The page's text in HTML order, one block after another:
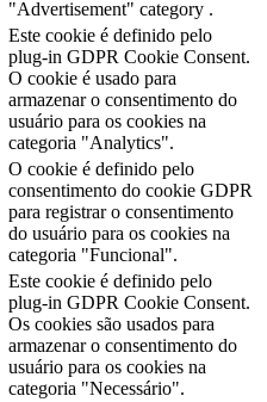
"Advertisement" category .
Este cookie é definido pelo
plug-in GDPR Cookie Consent.
O cookie é usado para
armazenar o consentimento do
usuário para os cookies na
categoria "Analytics".
O cookie é definido pelo
consentimento do cookie GDPR
para registrar o consentimento
do usuário para os cookies na
categoria "Funcional".
Este cookie é definido pelo
plug-in GDPR Cookie Consent.
Os cookies são usados para
armazenar o consentimento do
usuário para os cookies na
categoria "Necessário".